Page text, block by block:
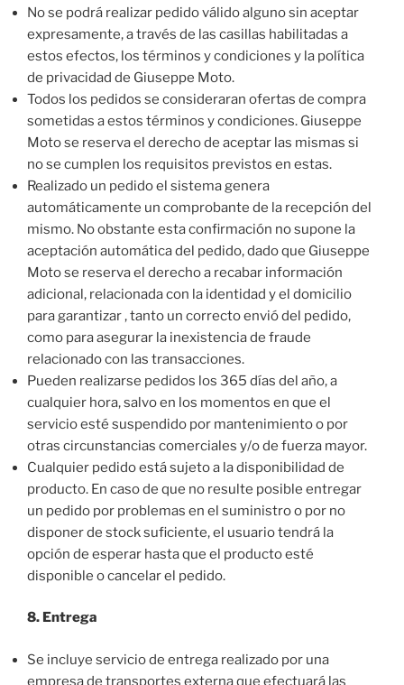
No se podrá realizar pedido válido alguno sin aceptar
expresamente, a través de las casillas habilitadas a
estos efectos, los términos y condiciones y la política
de privacidad de Giuseppe Moto.
Todos los pedidos se consideraran ofertas de compra
sometidas a estos términos y condiciones. Giuseppe
Moto se reserva el derecho de aceptar las mismas si
no se cumplen los requisitos previstos en estas.
Realizado un pedido el sistema genera
automáticamente un comprobante de la recepción del
mismo. No obstante esta confirmación no supone la
aceptación automática del pedido, dado que Giuseppe
Moto se reserva el derecho a recabar información
adicional, relacionada con la identidad y el domicilio
para garantizar , tanto un correcto envió del pedido,
como para asegurar la inexistencia de fraude
relacionado con las transacciones.
Pueden realizarse pedidos los 365 días del año, a
cualquier hora, salvo en los momentos en que el
servicio esté suspendido por mantenimiento o por
otras circunstancias comerciales y/o de fuerza mayor.
Cualquier pedido está sujeto a la disponibilidad de
producto. En caso de que no resulte posible entregar
un pedido por problemas en el suministro o por no
disponer de stock suficiente, el usuario tendrá la
opción de esperar hasta que el producto esté
disponible o cancelar el pedido.
8. Entrega
Se incluye servicio de entrega realizado por una
empresa de transportes externa que efectuará las